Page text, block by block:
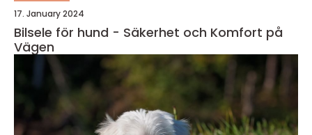
17. January 2024
Bilsele för hund - Säkerhet och Komfort på
Vägen